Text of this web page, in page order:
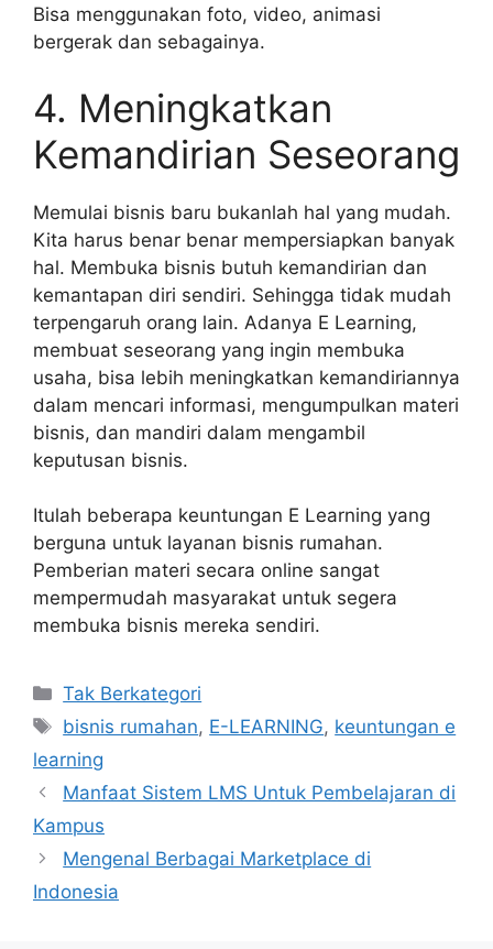
Bisa menggunakan foto, video, animasi
bergerak dan sebagainya.
4. Meningkatkan
Kemandirian Seseorang
Memulai bisnis baru bukanlah hal yang mudah.
Kita harus benar benar mempersiapkan banyak
hal. Membuka bisnis butuh kemandirian dan
kemantapan diri sendiri. Sehingga tidak mudah
terpengaruh orang lain. Adanya E Learning,
membuat seseorang yang ingin membuka
usaha, bisa lebih meningkatkan kemandiriannya
dalam mencari informasi, mengumpulkan materi
bisnis, dan mandiri dalam mengambil
keputusan bisnis.
Itulah beberapa keuntungan E Learning yang
berguna untuk layanan bisnis rumahan.
Pemberian materi secara online sangat
mempermudah masyarakat untuk segera
membuka bisnis mereka sendiri.
Kategori
Tak Berkategori
Tag
bisnis rumahan, E-LEARNING, keuntungan e
learning
Manfaat Sistem LMS Untuk Pembelajaran di
Kampus
Mengenal Berbagai Marketplace di
Indonesia